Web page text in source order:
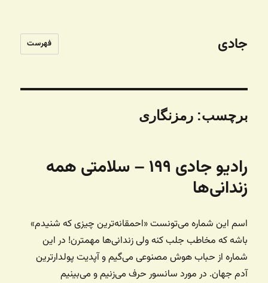
جادی فهرست
برچسب:رمزنگاری
رادیو جادی ۱۹۹ – سلامتی همه
زندانی‌ها
اسم این شماره می‌تونست «احمقانه‌ترین چیزی که شنیدم»
باشه که مخاطب جلب کنه ولی زندانی‌ها مهمترن! در این
شماره از حباب هوش مصنوعی می‌گیم و آپدیت پولدارترین
آدم جهان. در مورد سانسور حرف می‌زنیم و می‌بینیم